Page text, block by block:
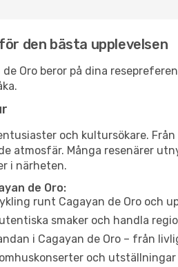
den bästa upplevelsen
Oro beror på dina
och kultursökare.
atmosfär. Många resenärer
i närheten.
de Oro:
runt Cagayan de Oro och
smaker och handla
i Cagayan de Oro – från
och utställningar